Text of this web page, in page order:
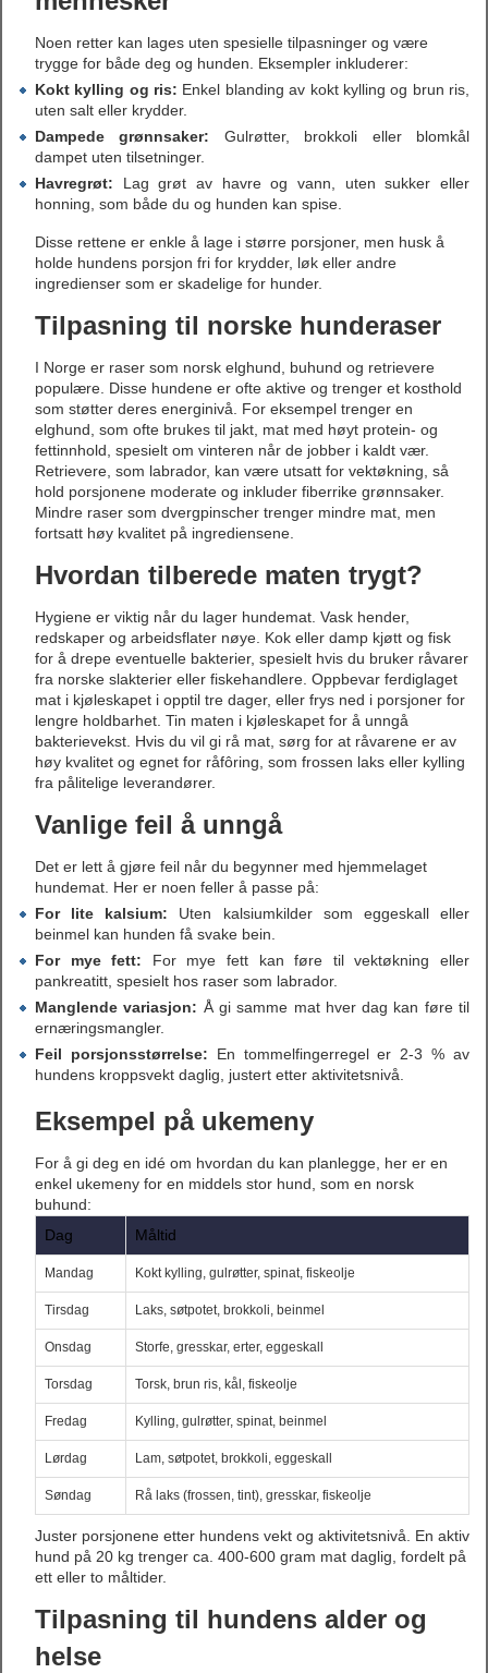
Noen retter kan lages uten spesielle tilpasninger og være
trygge for både deg og hunden. Eksempler inkluderer:
Kokt kylling og ris: Enkel blanding av kokt kylling og brun ris,
uten salt eller krydder.
Dampede grønnsaker: Gulrøtter, brokkoli eller blomkål
dampet uten tilsetninger.
Havregrøt: Lag grøt av havre og vann, uten sukker eller
honning, som både du og hunden kan spise.
Disse rettene er enkle å lage i større porsjoner, men husk å
holde hundens porsjon fri for krydder, løk eller andre
ingredienser som er skadelige for hunder.
Tilpasning til norske hunderaser
I Norge er raser som norsk elghund, buhund og retrievere
populære. Disse hundene er ofte aktive og trenger et kosthold
som støtter deres energinivå. For eksempel trenger en
elghund, som ofte brukes til jakt, mat med høyt protein- og
fettinnhold, spesielt om vinteren når de jobber i kaldt vær.
Retrievere, som labrador, kan være utsatt for vektøkning, så
hold porsjonene moderate og inkluder fiberrike grønnsaker.
Mindre raser som dvergpinscher trenger mindre mat, men
fortsatt høy kvalitet på ingrediensene.
Hvordan tilberede maten trygt?
Hygiene er viktig når du lager hundemat. Vask hender,
redskaper og arbeidsflater nøye. Kok eller damp kjøtt og fisk
for å drepe eventuelle bakterier, spesielt hvis du bruker råvarer
fra norske slakterier eller fiskehandlere. Oppbevar ferdiglaget
mat i kjøleskapet i opptil tre dager, eller frys ned i porsjoner for
lengre holdbarhet. Tin maten i kjøleskapet for å unngå
bakterievekst. Hvis du vil gi rå mat, sørg for at råvarene er av
høy kvalitet og egnet for råfôring, som frossen laks eller kylling
fra pålitelige leverandører.
Vanlige feil å unngå
Det er lett å gjøre feil når du begynner med hjemmelaget
hundemat. Her er noen feller å passe på:
For lite kalsium: Uten kalsiumkilder som eggeskall eller
beinmel kan hunden få svake bein.
For mye fett: For mye fett kan føre til vektøkning eller
pankreatitt, spesielt hos raser som labrador.
Manglende variasjon: Å gi samme mat hver dag kan føre til
ernæringsmangler.
Feil porsjonsstørrelse: En tommelfingerregel er 2-3 % av
hundens kroppsvekt daglig, justert etter aktivitetsnivå.
Eksempel på ukemeny
For å gi deg en idé om hvordan du kan planlegge, her er en
enkel ukemeny for en middels stor hund, som en norsk
buhund:
Dag
Måltid
Mandag Kokt kylling, gulrøtter, spinat, fiskeolje
Tirsdag Laks, søtpotet, brokkoli, beinmel
Onsdag Storfe, gresskar, erter, eggeskall
Torsdag Torsk, brun ris, kål, fiskeolje
Fredag Kylling, gulrøtter, spinat, beinmel
Lørdag Lam, søtpotet, brokkoli, eggeskall
Søndag Rå laks (frossen, tint), gresskar, fiskeolje
Juster porsjonene etter hundens vekt og aktivitetsnivå. En aktiv
hund på 20 kg trenger ca. 400-600 gram mat daglig, fordelt på
ett eller to måltider.
Tilpasning til hundens alder og
helse